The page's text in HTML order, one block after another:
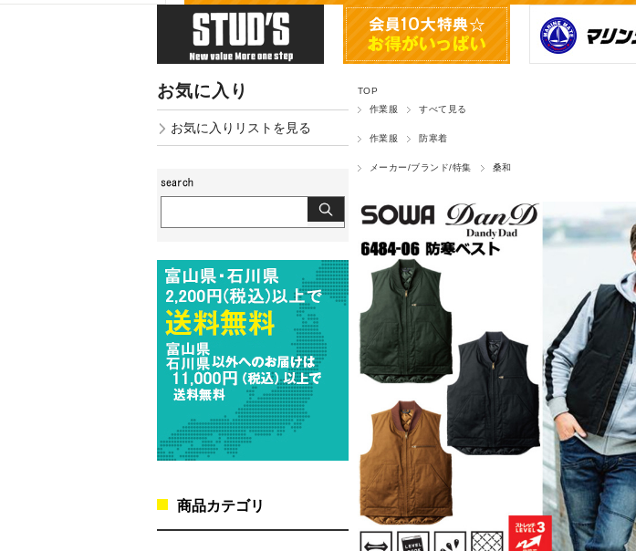
TOP
作業服
すべて見る
作業服 防寒着
メーカー/ブランド/特集 桑和
お気に入り
お気に入りリストを見る
商品カテゴリ